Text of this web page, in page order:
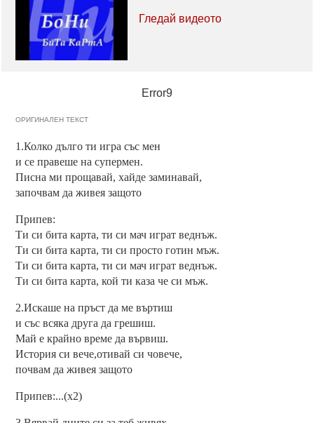
Гледай видеото
Error9
ОРИГИНАЛЕН ТЕКСТ
1.Колко дълго ти игра със мен
и се правеше на супермен.
Писна ми прощавай, хайде заминавай,
започвам да живея защото
Припев:
Ти си бита карта, ти си мач играт веднъж.
Ти си бита карта, ти си просто готин мъж.
Ти си бита карта, ти си мач играт веднъж.
Ти си бита карта, кой ти каза че си мъж.
2.Искаше на пръст да ме въртиш
и със всяка друга да грешиш.
Май е крайно време да вървиш.
История си вече,отивай си човече,
почвам да живея защото
Припев:...(x2)